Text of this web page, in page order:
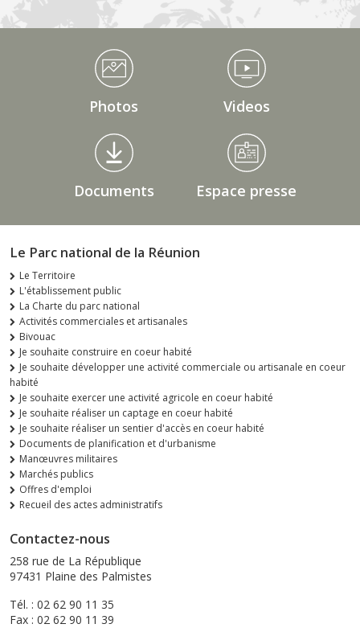
Médiathèque Footer
Photos Videos
Documents Espace presse
Le Parc national de la Réunion
Le Territoire
L'établissement public
La Charte du parc national
Activités commerciales et artisanales
Bivouac
Je souhaite construire en coeur habité
Je souhaite développer une activité commerciale ou artisanale en coeur
habité
Je souhaite exercer une activité agricole en coeur habité
Je souhaite réaliser un captage en coeur habité
Je souhaite réaliser un sentier d'accès en coeur habité
Documents de planification et d'urbanisme
Manœuvres militaires
Marchés publics
Offres d'emploi
Recueil des actes administratifs
Contactez-nous
258 rue de La République
97431 Plaine des Palmistes
Tél. : 02 62 90 11 35
Fax : 02 62 90 11 39